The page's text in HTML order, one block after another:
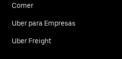
Comer
Uber para Empresas
Uber Freight